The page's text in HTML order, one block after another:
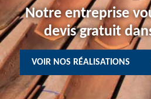
Notre entreprise
devis gratuit
VOIR NOS RÉALISATIONS